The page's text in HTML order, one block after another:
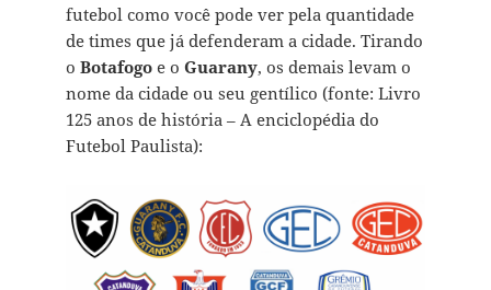
futebol como você pode ver pela quantidade
de times que já defenderam a cidade. Tirando
o Botafogoe o Guarany, os demais levam o
nome da cidade ou seu gentílico (fonte: Livro
125 anos de história – A enciclopédia do
Futebol Paulista):